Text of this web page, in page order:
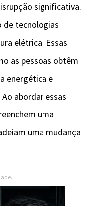
significativa.
de tecnologias
elétrica. Essas
as pessoas obtêm
energética e
abordar essas
uma
uma mudança